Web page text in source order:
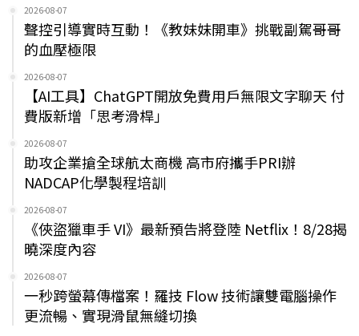
2026-08-07
聲控引導實時互動！《教妹妹開車》挑戰副駕哥哥
的血壓極限
2026-08-07
【AI工具】ChatGPT開放免費用戶無限文字聊天 付
費版新增「思考滑桿」
2026-08-07
助攻企業搶全球航太商機 高市府攜手PRI辦
NADCAP化學製程培訓
2026-08-07
《俠盜獵車手 VI》最新預告將登陸 Netflix！8/28揭
曉深度內容
2026-08-07
一秒跨螢幕傳檔案！羅技 Flow 技術讓雙電腦操作
更流暢、實現滑鼠無縫切換